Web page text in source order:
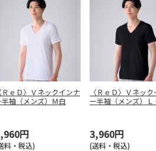
ＲｅＤ〉Ｖネックインナ
半袖（メンズ）Ｍ白
円
料・税込)
〈ＲｅＤ〉Ｖネッ
ー半袖（メンズ）Ｌ
3,960円
(送料・税込)